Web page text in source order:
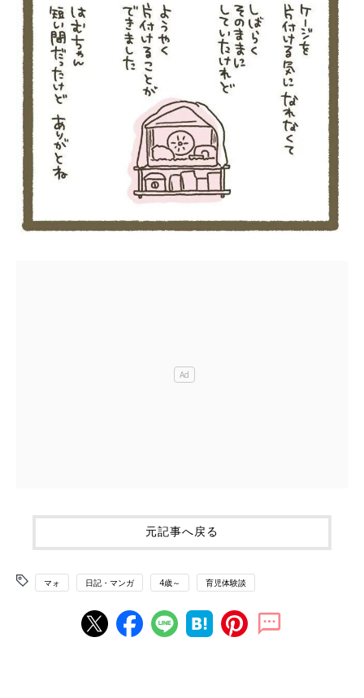
元記事へ戻る
マォ 日記・マンガ 4歳～ 育児体験談